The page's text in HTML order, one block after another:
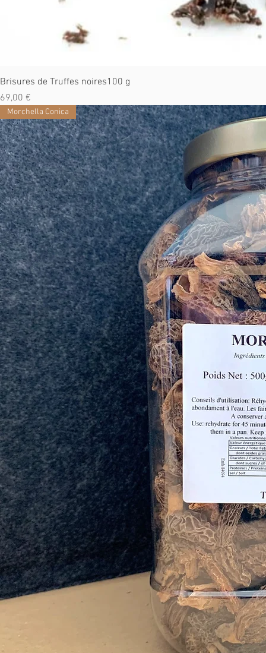
Brisures de Truffes noires100 g
Prix
69,00 €
Morchella Conica